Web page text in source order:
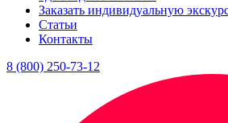
Заказать индивидуальную
Статьи
Контакты
8 (800) 250-73-12